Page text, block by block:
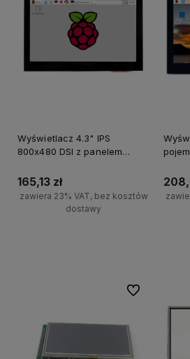
Wyświetlacz 4.3" IPS
800x480 DSI z panelem
165,13 zł
zawiera 23% VAT, bez kosztów
dostawy
Do ulubionych